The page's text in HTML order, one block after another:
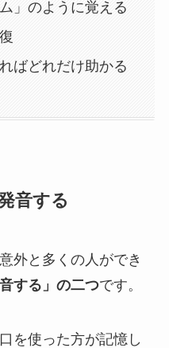
」のように覚える
ばどれだけ助かる
音する
外と多くの人ができ
する」の二つです。
を使った方が記憶し